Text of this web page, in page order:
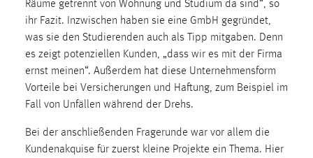
Räume getrennt von Wohnung und Studium da sind“, so
ihr Fazit. Inzwischen haben sie eine GmbH gegründet,
was sie den Studierenden auch als Tipp mitgaben. Denn
es zeigt potenziellen Kunden, „dass wir es mit der Firma
ernst meinen“. Außerdem hat diese Unternehmensform
Vorteile bei Versicherungen und Haftung, zum Beispiel im
Fall von Unfällen während der Drehs.
Bei der anschließenden Fragerunde war vor allem die
Kundenakquise für zuerst kleine Projekte ein Thema. Hier
Cookie Laufzeit:
Max. 13 Monate
MARKETING
verwendet, um personalisierte Werbung anzuzeigen.
Sie tun dies, indem sie Besucher über Websites